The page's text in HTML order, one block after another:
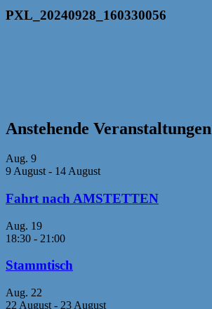
PXL_20240928_160330056
Anstehende Veranstaltungen
Aug. 9
9 August - 14 August
Fahrt nach AMSTETTEN
Aug. 19
18:30 - 21:00
Stammtisch
Aug. 22
22 August - 23 August